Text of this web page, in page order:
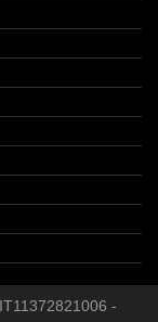
-